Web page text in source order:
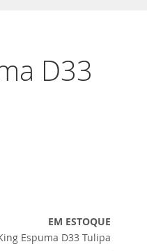
D33
EM ESTOQUE
Espuma D33 Tulipa